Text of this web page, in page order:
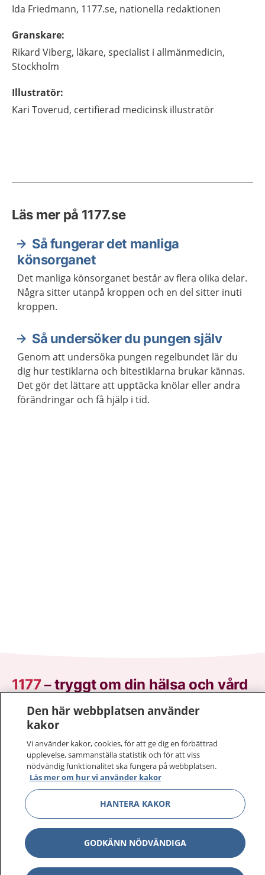
Ida Friedmann, 1177.se, nationella redaktionen
Granskare:
Rikard Viberg, läkare, specialist i allmänmedicin,
Stockholm
Illustratör:
Kari Toverud, certifierad medicinsk illustratör
Läs mer på 1177.se
Så fungerar det manliga
könsorganet
Det manliga könsorganet består av flera olika delar.
Några sitter utanpå kroppen och en del sitter inuti
kroppen.
Så undersöker du pungen själv
Genom att undersöka pungen regelbundet lär du
dig hur testiklarna och bitestiklarna brukar kännas.
Det gör det lättare att upptäcka knölar eller andra
förändringar och få hjälp i tid.
1177–tryggt om din hälsa och vård
På 1177.se får du råd om hälsa och information om
sjukdomar och vilka mottagningar du kan kontakta.
Logga in för att läsa din journal och göra dina
vårdärenden. Ring telefonnummer 1177 för
sjukvårdsrådgivning dygnet runt.
1177 ger dig råd när du vill må bättre.
Visa
Den här webbplatsen använder
kakor
Vi använder kakor, cookies, för att ge dig en förbättrad
upplevelse, sammanställa statistik och för att viss
nödvändig funktionalitet ska fungera på webbplatsen.
Läs mer om hur vi använder kakor
HANTERA KAKOR
GODKÄNN NÖDVÄNDIGA